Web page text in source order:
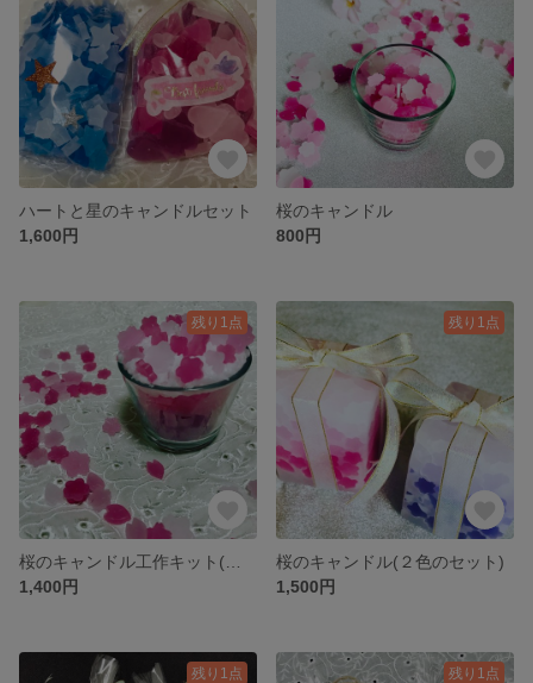
ハートと星のキャンドルセット
1,600円
桜のキャンドル
800円
残り1点
1,400円
残り1点
桜のキャンドル(２色のセット)
1,500円
残り1点 残り1点